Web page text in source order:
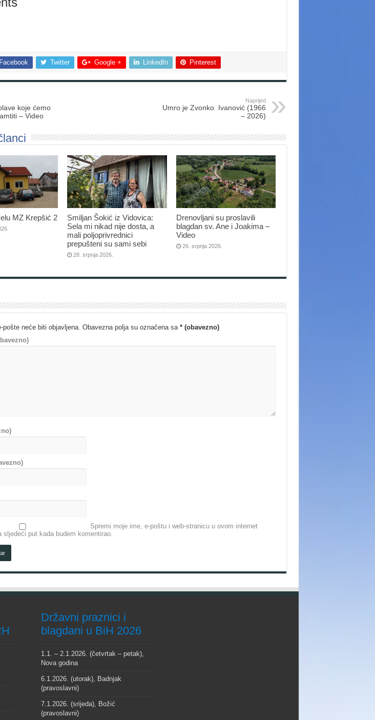
Facebook Twitter Google + LinkedIn Pinterest
koje ćemo
– Video
Naprijed
Umro je Zvonko Ivanović (1966
– 2026)
MZ Krepšić 2
Smiljan Šokić iz Vidovica:
Sela mi nikad nije dosta, a
mali poljoprivrednici
prepušteni su sami sebi
28. srpnja 2026.
Drenovljani su proslavili
blagdan sv. Ane i Joakima –
Video
26. srpnja 2026.
pošte neće biti objavljena. Obavezna polja su označena sa * (obavezno)
Spremi moje ime, e-poštu i web-stranicu u ovom internet
sljedeći put kada budem komentirao.
Državni praznici i
blagdani u BiH 2026
1.1. – 2.1.2026. (četvrtak – petak),
Nova godina
6.1.2026. (utorak), Badnjak
(pravoslavni)
7.1.2026. (srijeda), Božić
(pravoslavni)